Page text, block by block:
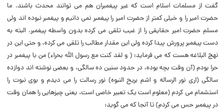
گفت از مسلمات اسلام است که غیر پیغمبران هم مى توانند محدث باشند. ما
حضرت امیر را و خیلى کمتر از حضرت امیر را پیغمبر نمى دانیم و پیغمبر نبوده اند ولى
مسلم حضرت امیر حقایقى را از غیب تلقى مى کرده بدون واسطه پیغمبر. البته به
دست پیغمبر پرورش پیدا کرده ولى این مقدار مطالب را تلقى مى کرده، و حتى این در
نهج البلاغه هست که مى فرماید: (‌ و لقد کنت مع رسول الله بحراء) من با پیغمبر در
حرا بودم (‌آن وقت بچه بوده، در حدود سنین ده سالگى، و بعضى نوشته اند دوازده
سالگى (‌ارى نور الرساله و اشم بریح النبوه) نور رسالت را مى دیدم و بوى نبوت را
استشمام مى کردم (‌معلوم است یک تعبیر خاصى است، یعنى چیزهایى را همان وقت
در پیغمبر حس مى کردم) تا آنجا که مى گوید: